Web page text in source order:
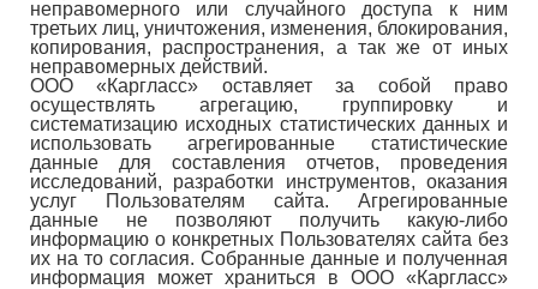
неправомерного или случайного доступа к ним
третьих лиц, уничтожения, изменения, блокирования,
копирования, распространения, а так же от иных
неправомерных действий.
ООО «Каргласс» оставляет за собой право
осуществлять агрегацию, группировку и
систематизацию исходных статистических данных и
использовать агрегированные статистические
данные для составления отчетов, проведения
исследований, разработки инструментов, оказания
услуг Пользователям сайта. Агрегированные
данные не позволяют получить какую-либо
информацию о конкретных Пользователях сайта без
их на то согласия. Собранные данные и полученная
информация может храниться в ООО «Каргласс»